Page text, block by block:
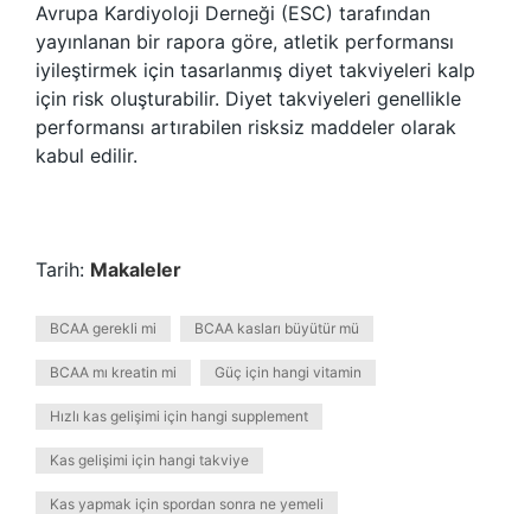
Avrupa Kardiyoloji Derneği (ESC) tarafından
yayınlanan bir rapora göre, atletik performansı
iyileştirmek için tasarlanmış diyet takviyeleri kalp
için risk oluşturabilir. Diyet takviyeleri genellikle
performansı artırabilen risksiz maddeler olarak
kabul edilir.
Tarih: Makaleler
BCAA gerekli mi BCAA kasları büyütür mü
BCAA mı kreatin mi Güç için hangi vitamin
Hızlı kas gelişimi için hangi supplement
Kas gelişimi için hangi takviye
Kas yapmak için spordan sonra ne yemeli